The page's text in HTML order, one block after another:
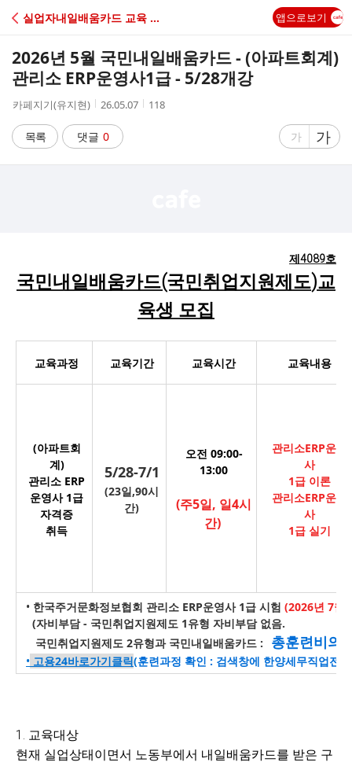
C
A
실업자내일배움카드 교육 일정 앱으로보기
2026년 5월 국민내일배움카드 - (아파트회계)
관리소 ERP운영사1급 - 5/28개강
작
자
카페지기(유지현)
작
시
간
26.05.07
조
118
목록 댓글 0
글
게
가
글
자
게
가
제4089호
국민내일배움카드(국민취업지원제도)교
육생 모집
교육과정 교육기간 교육시간 교육내용
(아파트회
계)
관리소 ERP
운영사 1급
자격증
취득
5/28-7/1
(23일,90시
간)
오전 09:00-
13:00
(주5일, 일4시
간)
관리소ERP운영
사
1급 이론
관리소ERP운영
사
1급 실기
• 한국주거문화정보협회 관리소 ERP운영사 1급 시험 (2026년 7월
(자비부담 - 국민취업지원제도 1유형 자비부담 없음.
국민취업지원제도 2유형과 국민내일배움카드 :
총훈련비의
• 고용24바로가기클릭(훈련과정 확인 : 검색창에 한양세무직업전
1. 교육대상
현재 실업상태이면서 노동부에서 내일배움카드를 받은 구